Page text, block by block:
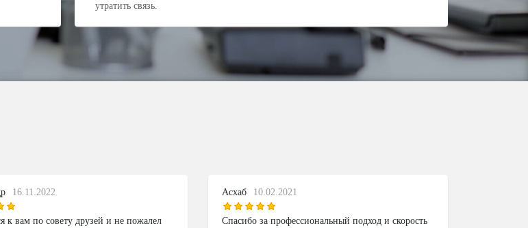
утратить связь.
16.11.2022
к вам по совету друзей и не пожалел
Асхаб 10.02.2021
Спасибо за профессиональный подход и скорость